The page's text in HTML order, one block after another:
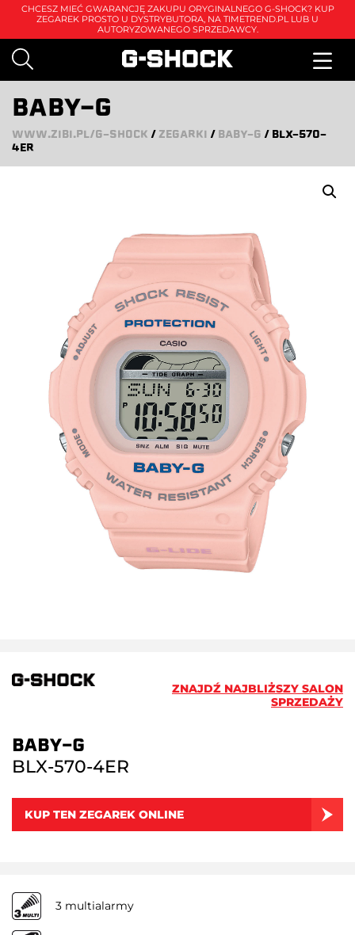
CHCESZ MIEĆ GWARANCJĘ ZAKUPU ORYGINALNEGO G-SHOCK? KUP
ZEGAREK PROSTO U DYSTRYBUTORA, NA TIMETREND.PL LUB U
AUTORYZOWANEGO SPRZEDAWCY.
BABY-G
WWW.ZIBI.PL/G-SHOCK / ZEGARKI / BABY-G / BLX-570-
4ER
ZNAJDŹ NAJBLIŻSZY SALON
SPRZEDAŻY
BABY-G
BLX-570-4ER
KUP TEN ZEGAREK ONLINE
3 multialarmy